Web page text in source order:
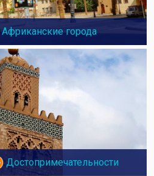
Африканские города
Достопримечательности